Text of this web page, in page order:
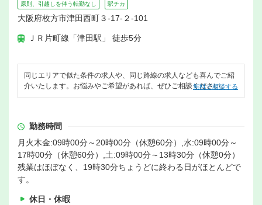
原則、引越しを伴う転勤なし 駅チカ
大阪府枚方市津田西町３-17-２-101
ＪＲ片町線「津田駅」 徒歩5分
同じエリアで似た条件の求人や、同じ路線の求人なども喜んでご紹
介いたします。お悩みやご希望があれば、ぜひご相談ください。
無料で相談する
勤務時間
月火木金:09時00分～20時00分（休憩60分）,水:09時00分～
17時00分（休憩60分）,土:09時00分～13時30分（休憩0分）
残業はほぼなく、19時30分ちょうどに終わる日がほとんどで
す。
休日・休暇